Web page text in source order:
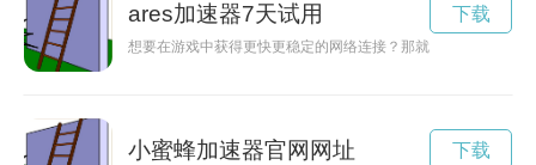
ares加速器7天试用
想要在游戏中获得更快更稳定的网络连接？那就来试试ares加
下载
小蜜蜂加速器官网网址 下载